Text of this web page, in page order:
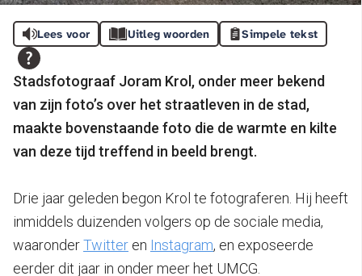
Lees voor Uitleg woorden Simpele tekst
Stadsfotograaf Joram Krol, onder meer bekend
van zijn foto’s over het straatleven in de stad,
maakte bovenstaande foto die de warmte en kilte
van deze tijd treffend in beeld brengt.
Drie jaar geleden begon Krol te fotograferen. Hij heeft
inmiddels duizenden volgers op de sociale media,
waaronderTwitter en Instagram, en exposeerde
eerder dit jaar in onder meer het UMCG.